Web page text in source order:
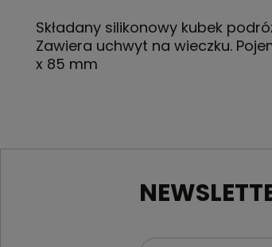
Składany silikonowy kubek
Zawiera uchwyt na wieczku.
x 85 mm